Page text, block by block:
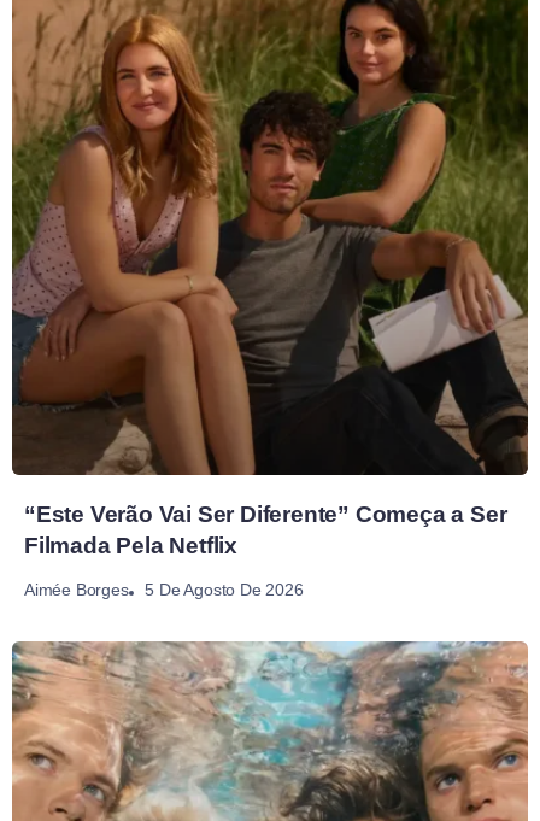
“Este Verão Vai Ser Diferente” Começa a Ser
Filmada Pela Netflix
Aimée Borges 5 De Agosto De 2026